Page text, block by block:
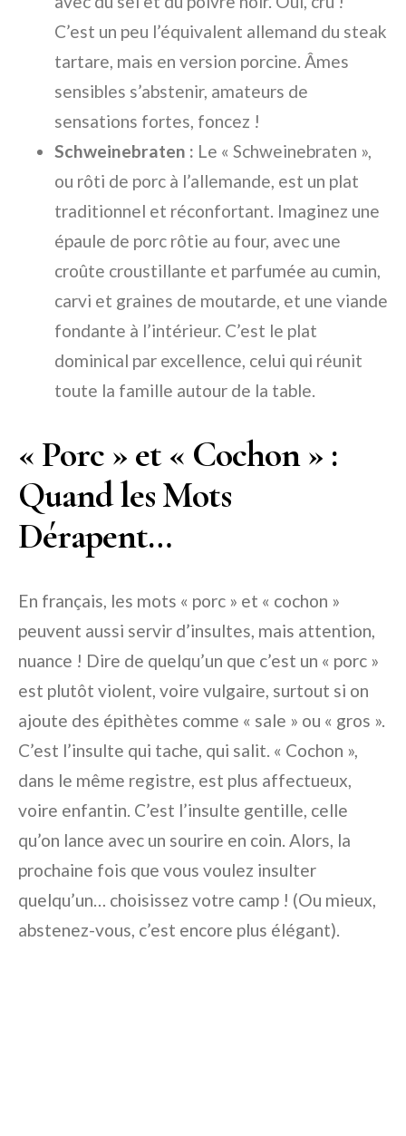
C’est un peu l’équivalent allemand du steak
tartare, mais en version porcine. Âmes
sensibles s’abstenir, amateurs de
sensations fortes, foncez !
Schweinebraten : Le « Schweinebraten »,
ou rôti de porc à l’allemande, est un plat
traditionnel et réconfortant. Imaginez une
épaule de porc rôtie au four, avec une
croûte croustillante et parfumée au cumin,
carvi et graines de moutarde, et une viande
fondante à l’intérieur. C’est le plat
dominical par excellence, celui qui réunit
toute la famille autour de la table.
« Porc » et « Cochon » :
Quand les Mots
Dérapent…
En français, les mots « porc » et « cochon »
peuvent aussi servir d’insultes, mais attention,
nuance ! Dire de quelqu’un que c’est un « porc »
est plutôt violent, voire vulgaire, surtout si on
ajoute des épithètes comme « sale » ou « gros ».
C’est l’insulte qui tache, qui salit. « Cochon »,
dans le même registre, est plus affectueux,
voire enfantin. C’est l’insulte gentille, celle
qu’on lance avec un sourire en coin. Alors, la
prochaine fois que vous voulez insulter
quelqu’un… choisissez votre camp ! (Ou mieux,
abstenez-vous, c’est encore plus élégant).